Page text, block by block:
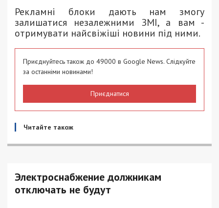
Рекламні блоки дають нам змогу
залишатися незалежними ЗМІ, а вам -
отримувати найсвіжіші новини під ними.
Приєднуйтесь також до 49000 в Google News. Слідкуйте
за останніми новинами!
Приєднатися
Читайте також
Электроснабжение должникам
отключать не будут